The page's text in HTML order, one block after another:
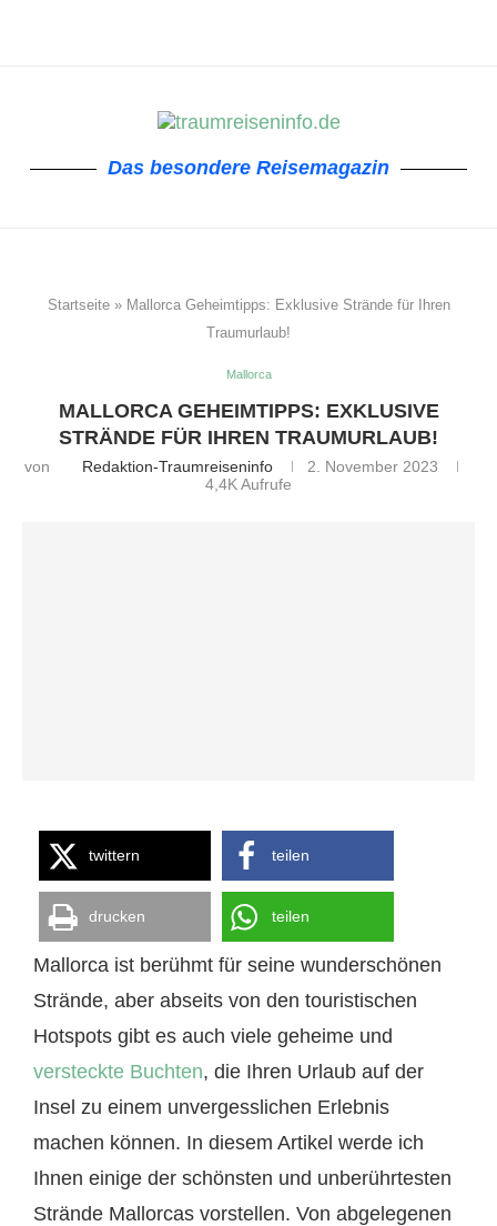
Das besondere Reisemagazin
Startseite» Mallorca Geheimtipps: Exklusive Strände für Ihren
Traumurlaub!
Mallorca
MALLORCA GEHEIMTIPPS: EXKLUSIVE
STRÄNDE FÜR IHREN TRAUMURLAUB!
von Redaktion-Traumreiseninfo
2. November 2023
4,4KAufrufe
twittern teilen
drucken teilen
Mallorca ist berühmt für seine wunderschönen
Strände, aber abseits von den touristischen
Hotspots gibt es auch viele geheime und
versteckte Buchten, die Ihren Urlaub auf der
Insel zu einem unvergesslichen Erlebnis
machen können. In diesem Artikel werde ich
Ihnen einige der schönsten und unberührtesten
Strände Mallorcas vorstellen. Von abgelegenen